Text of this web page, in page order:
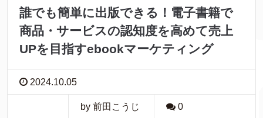
誰でも簡単に出版できる！電子書籍で
商品・サービスの認知度を高めて売上
UPを目指すebookマーケティング
2024.10.05
by 前田こうじ 0